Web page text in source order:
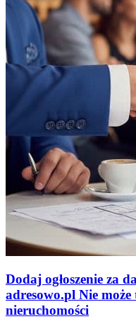
Dodaj ogłoszenie za
adresowo.pl Nie
nieruchomości